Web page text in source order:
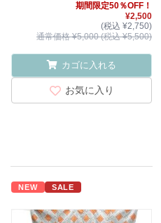
期間限定50％OFF！
¥2,500
(税込 ¥2,750)
通常価格 ¥5,000 (税込 ¥5,500)
カゴに入れる
お気に入り
NEW SALE